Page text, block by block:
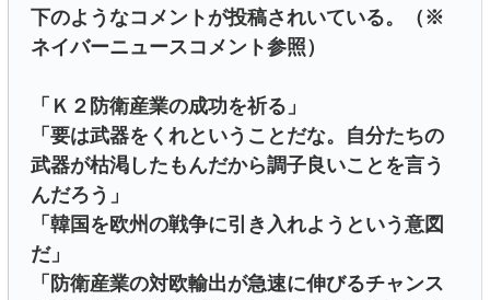
下のようなコメントが投稿されいている。（※
ネイバーニュースコメント参照）
「Ｋ２防衛産業の成功を祈る」
「要は武器をくれということだな。自分たちの
武器が枯渇したもんだから調子良いことを言う
んだろう」
「韓国を欧州の戦争に引き入れようという意図
だ」
「防衛産業の対欧輸出が急速に伸びるチャンス